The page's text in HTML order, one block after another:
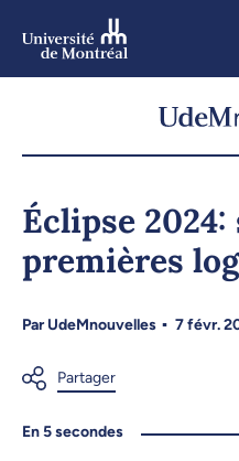
Éclipse 2024:
premières
ParUdeMnouvelles 7 févr.
En 5 secondes